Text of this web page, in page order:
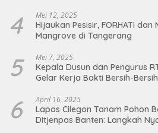
4 Mei 12, 2025
Hijaukan Pesisir, FORHATI dan
Mangrove di Tangerang
5 Mei 7, 2025
Kepala Dusun dan Pengurus
Gelar Kerja Bakti Bersih-
6 April 16, 2025
Lapas Cilegon Tanam Pohon
Ditjenpas Banten: Langkah